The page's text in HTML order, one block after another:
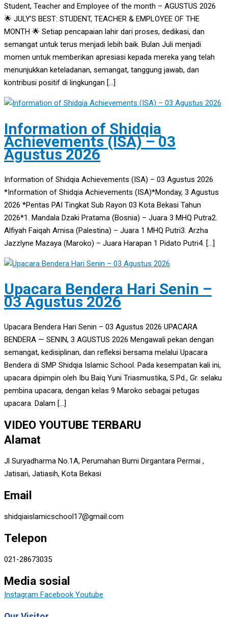
Student, Teacher and Employee of the month – AGUSTUS 2026
🌟 JULY’S BEST: STUDENT, TEACHER & EMPLOYEE OF THE
MONTH 🌟 Setiap pencapaian lahir dari proses, dedikasi, dan
semangat untuk terus menjadi lebih baik. Bulan Juli menjadi
momen untuk memberikan apresiasi kepada mereka yang telah
menunjukkan keteladanan, semangat, tanggung jawab, dan
kontribusi positif di lingkungan […]
Information of Shidqia
Achievements (ISA) – 03
Agustus 2026
Information of Shidqia Achievements (ISA) – 03 Agustus 2026
*Information of Shidqia Achievements (ISA)*Monday, 3 Agustus
2026 *Pentas PAI Tingkat Sub Rayon 03 Kota Bekasi Tahun
2026*1. Mandala Dzaki Pratama (Bosnia) – Juara 3 MHQ Putra2.
Alfiyah Faiqah Arnisa (Palestina) – Juara 1 MHQ Putri3. Arzha
Jazzlyne Mazaya (Maroko) – Juara Harapan 1 Pidato Putri4. […]
Upacara Bendera Hari Senin –
03 Agustus 2026
Upacara Bendera Hari Senin – 03 Agustus 2026 UPACARA
BENDERA — SENIN, 3 AGUSTUS 2026 Mengawali pekan dengan
semangat, kedisiplinan, dan refleksi bersama melalui Upacara
Bendera di SMP Shidqia Islamic School. Pada kesempatan kali ini,
upacara dipimpin oleh Ibu Baiq Yuni Triasmustika, S.Pd., Gr. selaku
pembina upacara, dengan kelas 9 Maroko sebagai petugas
upacara. Dalam […]
VIDEO YOUTUBE TERBARU
Alamat
Jl Suryadharma No.1A, Perumahan Bumi Dirgantara Permai ,
Jatisari, Jatiasih, Kota Bekasi
Email
shidqiaislamicschool17@gmail.com
Telepon
021-28673035
Media sosial
Instagram Facebook Youtube